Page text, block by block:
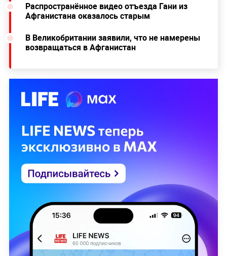
Распространённое видео отъезда Гани из
Афганистана оказалось старым
В Великобритании заявили, что не намерены
возвращаться в Афганистан